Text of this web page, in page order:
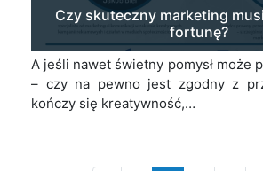
Czy skuteczny marketing
fortunę?
A jeśli nawet świetny pomysł może
– czy na pewno jest zgodny z
kończy się kreatywność,…